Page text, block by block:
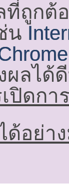
ที่ถูกต้
น
ผลได้
ปิดกา
ด้อย่า